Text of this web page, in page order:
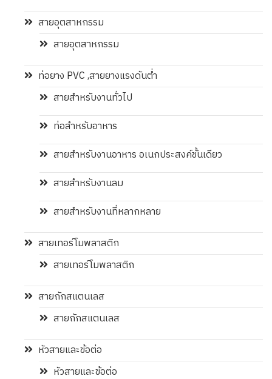
สายอุตสาหกรรม
สายอุตสาหกรรม
ท่อยาง PVC ,สายยางแรงดันต่ำ
สายสำหรับงานทั่วไป
ท่อสำหรับอาหาร
สายสำหรับงานอาหาร อเนกประสงค์ชั้นเดียว
สายสำหรับงานลม
สายสำหรับงานที่หลากหลาย
สายเทอร์โมพลาสติก
สายเทอร์โมพลาสติก
สายถักสแตนเลส
สายถักสแตนเลส
หัวสายและข้อต่อ
หัวสายและข้อต่อ